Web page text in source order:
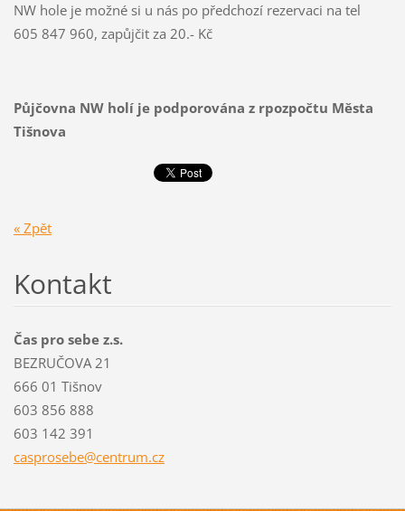
NW hole je možné si u nás po předchozí rezervaci na tel
605 847 960, zapůjčit za 20.- Kč
Půjčovna NW holí je podporována z rpozpočtu Města
Tišnova
« Zpět
Kontakt
Čas pro sebe z.s.
BEZRUČOVA 21
666 01 Tišnov
603 856 888
603 142 391
casprosebe@centrum.cz